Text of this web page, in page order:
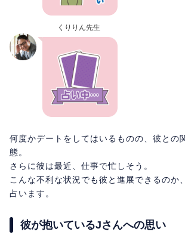
くりりん先生
何度かデートをしてはいるものの、彼との
態。
さらに彼は最近、仕事で忙しそう。
こんな不利な状況でも彼と進展できるのか
占います。
彼が抱いているJさんへの思い